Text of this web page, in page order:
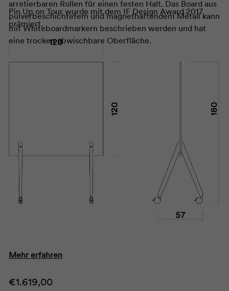
arretierbaren Rollen für einen festen Halt. Das Board aus
pulverbeschichtetem und magnethaftendem Metall kann
mit Whiteboardmarkern beschrieben werden und hat
eine trocken abwischbare Oberfläche.
Pin Up on Tour wurde mit dem IF Design Award 2017
prämiert.
Mehr erfahren
Normaler
€1.619,00